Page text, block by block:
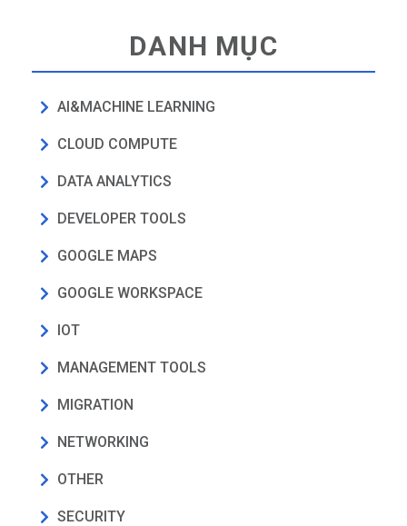
DANH MỤC
AI&MACHINE LEARNING
CLOUD COMPUTE
DATA ANALYTICS
DEVELOPER TOOLS
GOOGLE MAPS
GOOGLE WORKSPACE
IOT
MANAGEMENT TOOLS
MIGRATION
NETWORKING
OTHER
SECURITY